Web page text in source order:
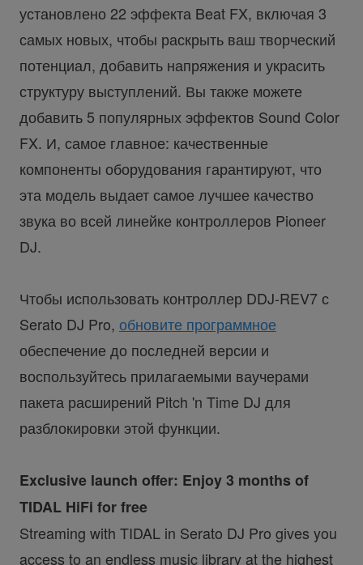
установлено 22 эффекта Beat FX, включая 3
самых новых, чтобы раскрыть ваш творческий
потенциал, добавить напряжения и украсить
структуру выступлений. Вы также можете
добавить 5 популярных эффектов Sound Color
FX. И, самое главное: качественные
компоненты оборудования гарантируют, что
эта модель выдает самое лучшее качество
звука во всей линейке контроллеров Pioneer
DJ.
Чтобы использовать контроллер DDJ-REV7 с
Serato DJ Pro, обновите программное
обеспечение до последней версии и
воспользуйтесь прилагаемыми ваучерами
пакета расширений Pitch 'n Time DJ для
разблокировки этой функции.
Exclusive launch offer: Enjoy 3 months of
TIDAL HiFi for free
Streaming with TIDAL in Serato DJ Pro gives you
access to an endless music library at the highest